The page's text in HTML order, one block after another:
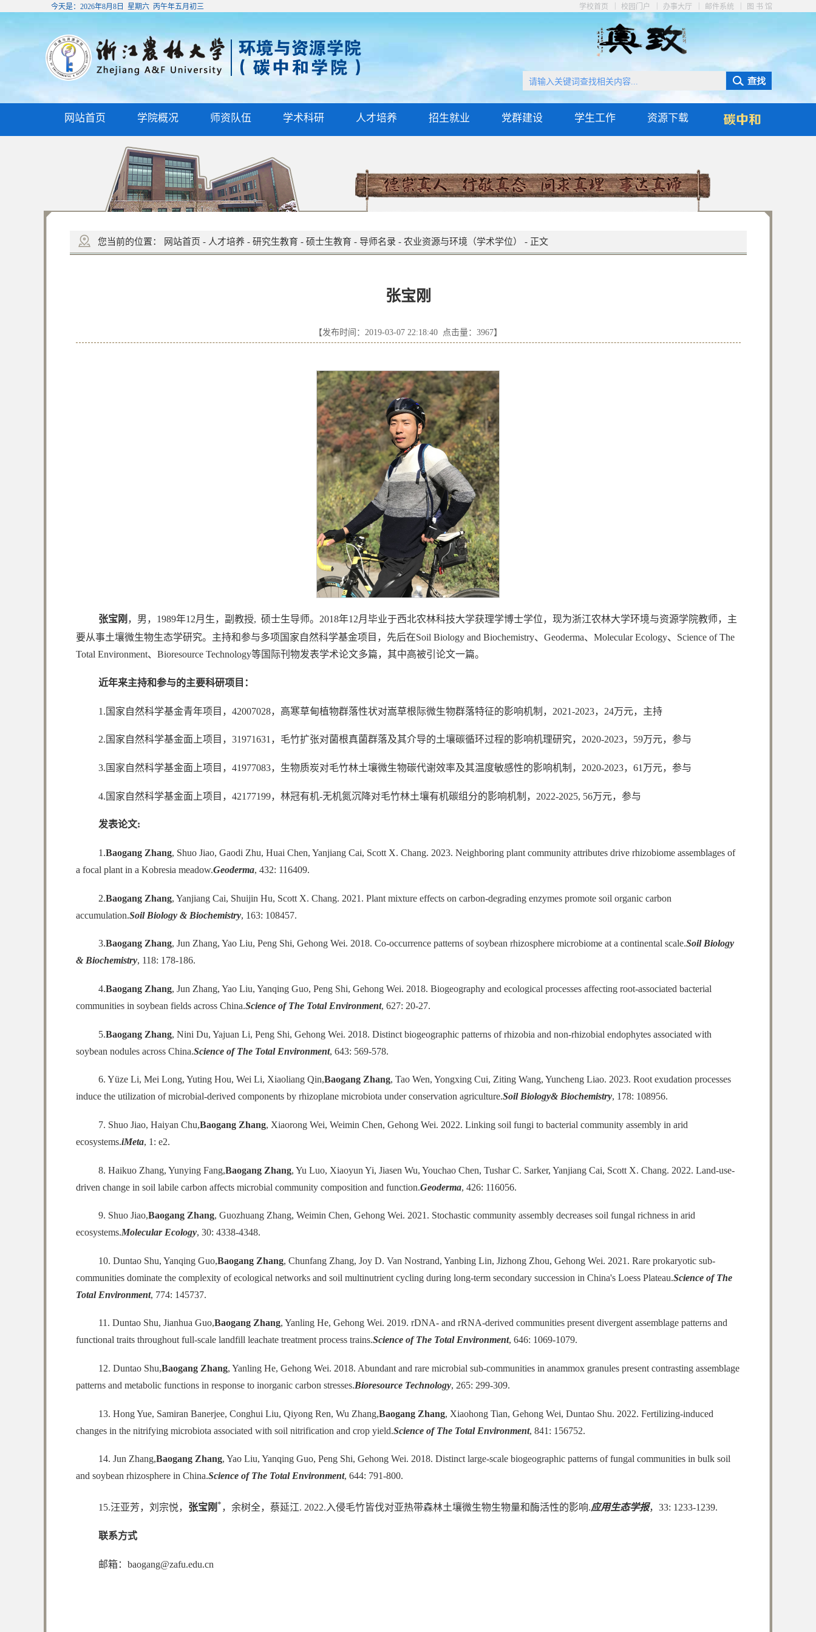
今天是： 2026年8月8日 星期六 丙午年五月初三 学校首页 校园门户 办事大厅 邮件系统 图 书 馆
网站首页 学院概况 师资队伍 学术科研 人才培养 招生就业 党群建设 学生工作 资源下载
您当前的位置： 网站首页 - 人才培养 - 研究生教育 - 硕士生教育 - 导师名录 - 农业资源与环境（学术学位） - 正文
张宝刚
【发布时间：2019-03-07 22:18:40 点击量： 3967】
张宝刚 ，男，1989年12月生，副教授, 硕士生导师。2018年12月毕业于西北农林科技大学获理学博士学位，现为浙江农林大学环境与资源学院教师，主
要从事土壤微生物生态学研究。主持和参与多项国家自然科学基金项目，先后在Soil Biology and Biochemistry、Geoderma、Molecular Ecology、Science of The
Total Environment、Bioresource Technology等国际刊物发表学术论文多篇，其中高被引论文一篇。
近年来主持和参与的主要科研项目：
1.国家自然科学基金青年项目，42007028，高寒草甸植物群落性状对嵩草根际微生物群落特征的影响机制，2021-2023，24万元，主持
2.国家自然科学基金面上项目，31971631，毛竹扩张对菌根真菌群落及其介导的土壤碳循环过程的影响机理研究，2020-2023，59万元，参与
3.国家自然科学基金面上项目，41977083，生物质炭对毛竹林土壤微生物碳代谢效率及其温度敏感性的影响机制，2020-2023，61万元，参与
4.国家自然科学基金面上项目，42177199，林冠有机-无机氮沉降对毛竹林土壤有机碳组分的影响机制，2022-2025, 56万元，参与
发表论文:
1.Baogang Zhang, Shuo Jiao, Gaodi Zhu, Huai Chen, Yanjiang Cai, Scott X. Chang. 2023. Neighboring plant community attributes drive rhizobiome assemblages of
a focal plant in a Kobresia meadow.Geoderma, 432: 116409.
2.Baogang Zhang, Yanjiang Cai, Shuijin Hu, Scott X. Chang. 2021. Plant mixture effects on carbon-degrading enzymes promote soil organic carbon
accumulation.Soil Biology & Biochemistry, 163: 108457.
3.Baogang Zhang, Jun Zhang, Yao Liu, Peng Shi, Gehong Wei. 2018. Co-occurrence patterns of soybean rhizosphere microbiome at a continental scale.Soil Biology
& Biochemistry, 118: 178-186.
4.Baogang Zhang, Jun Zhang, Yao Liu, Yanqing Guo, Peng Shi, Gehong Wei. 2018. Biogeography and ecological processes affecting root-associated bacterial
communities in soybean fields across China.Science of The Total Environment, 627: 20-27.
5.Baogang Zhang, Nini Du, Yajuan Li, Peng Shi, Gehong Wei. 2018. Distinct biogeographic patterns of rhizobia and non-rhizobial endophytes associated with
soybean nodules across China.Science of The Total Environment, 643: 569-578.
6. Yüze Li, Mei Long, Yuting Hou, Wei Li, Xiaoliang Qin,Baogang Zhang, Tao Wen, Yongxing Cui, Ziting Wang, Yuncheng Liao. 2023. Root exudation processes
induce the utilization of microbial-derived components by rhizoplane microbiota under conservation agriculture.Soil Biology& Biochemistry, 178: 108956.
7. Shuo Jiao, Haiyan Chu,Baogang Zhang, Xiaorong Wei, Weimin Chen, Gehong Wei. 2022. Linking soil fungi to bacterial community assembly in arid
ecosystems.iMeta, 1: e2.
8. Haikuo Zhang, Yunying Fang,Baogang Zhang, Yu Luo, Xiaoyun Yi, Jiasen Wu, Youchao Chen, Tushar C. Sarker, Yanjiang Cai, Scott X. Chang. 2022. Land-use-
driven change in soil labile carbon affects microbial community composition and function.Geoderma, 426: 116056.
9. Shuo Jiao,Baogang Zhang, Guozhuang Zhang, Weimin Chen, Gehong Wei. 2021. Stochastic community assembly decreases soil fungal richness in arid
ecosystems.Molecular Ecology, 30: 4338-4348.
10. Duntao Shu, Yanqing Guo,Baogang Zhang, Chunfang Zhang, Joy D. Van Nostrand, Yanbing Lin, Jizhong Zhou, Gehong Wei. 2021. Rare prokaryotic sub-
communities dominate the complexity of ecological networks and soil multinutrient cycling during long-term secondary succession in China's Loess Plateau.Science of The
Total Environment, 774: 145737.
11. Duntao Shu, Jianhua Guo,Baogang Zhang, Yanling He, Gehong Wei. 2019. rDNA- and rRNA-derived communities present divergent assemblage patterns and
functional traits throughout full-scale landfill leachate treatment process trains.Science of The Total Environment, 646: 1069-1079.
12. Duntao Shu,Baogang Zhang, Yanling He, Gehong Wei. 2018. Abundant and rare microbial sub-communities in anammox granules present contrasting assemblage
patterns and metabolic functions in response to inorganic carbon stresses.Bioresource Technology, 265: 299-309.
13. Hong Yue, Samiran Banerjee, Conghui Liu, Qiyong Ren, Wu Zhang,Baogang Zhang, Xiaohong Tian, Gehong Wei, Duntao Shu. 2022. Fertilizing-induced
changes in the nitrifying microbiota associated with soil nitrification and crop yield.Science of The Total Environment, 841: 156752.
14. Jun Zhang,Baogang Zhang, Yao Liu, Yanqing Guo, Peng Shi, Gehong Wei. 2018. Distinct large-scale biogeographic patterns of fungal communities in bulk soil
and soybean rhizosphere in China.Science of The Total Environment, 644: 791-800.
15.汪亚芳，刘宗悦， 张宝刚* ，余树全，蔡延江. 2022.入侵毛竹皆伐对亚热带森林土壤微生物生物量和酶活性的影响.应用生态学报，33: 1233-1239.
联系方式
邮箱：baogang@zafu.edu.cn